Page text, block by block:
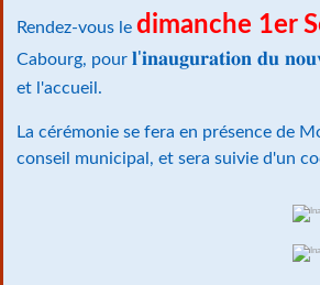
Rendez-vous le dimanche 1er
Cabourg, pour 𝐥'𝐢𝐧𝐚𝐮𝐠𝐮𝐫𝐚𝐭𝐢𝐨𝐧 𝐝𝐮
et l'accueil.
La cérémonie se fera en présence de
conseil municipal, et sera suivie d'un